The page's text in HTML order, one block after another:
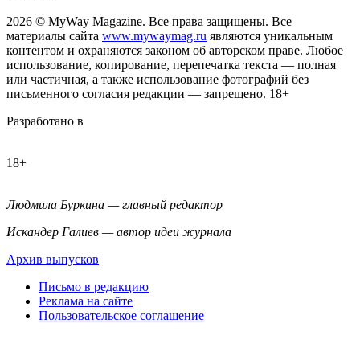
2026 © MyWay Magazine. Все права защищены. Все
материалы сайта www.mywaymag.ru являются уникальным
контентом и охраняются законом об авторском праве. Любое
использование, копирование, перепечатка текста — полная
или частичная, а также использование фотографий без
письменного согласия редакции — запрещено. 18+
Разработано в
18+
Людмила Буркина — главный редактор
Искандер Галиев — автор идеи журнала
Архив выпусков
Письмо в редакцию
Реклама на сайте
Пользовательское соглашение